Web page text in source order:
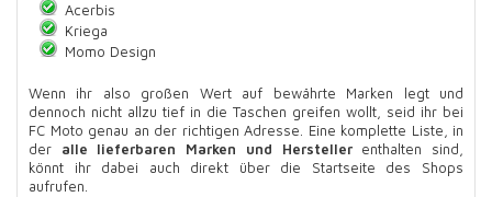
Acerbis
Kriega
Momo Design
Wenn ihr also großen Wert auf bewährte Marken legt und
dennoch nicht allzu tief in die Taschen greifen wollt, seid ihr bei
FC Moto genau an der richtigen Adresse. Eine komplette Liste, in
der alle lieferbaren Marken und Herstellerenthalten sind,
könnt ihr dabei auch direkt über die Startseite des Shops
aufrufen.